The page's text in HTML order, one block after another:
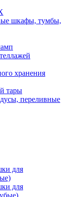
шкафы, тумбы,
хранения
тары
переливные
для
для